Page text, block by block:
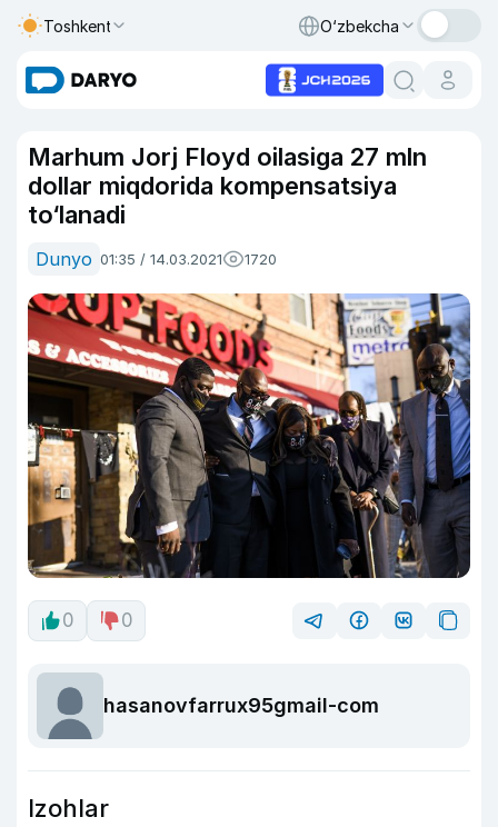
Toshkent O‘zbekcha
Marhum Jorj Floyd oilasiga 27 mln
dollar miqdorida kompensatsiya
to‘lanadi
Dunyo 01:35 / 14.03.2021 1720
0 0
hasanovfarrux95gmail-com
Izohlar